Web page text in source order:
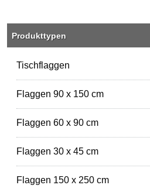
Produkttypen
Tischflaggen
Flaggen 90 x 150 cm
Flaggen 60 x 90 cm
Flaggen 30 x 45 cm
Flaggen 150 x 250 cm